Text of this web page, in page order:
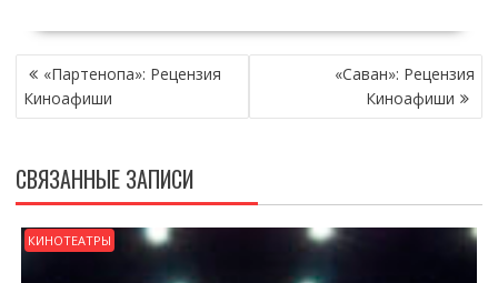
НАВИГАЦИЯ
ПО
ЗАПИСЯМ
«Партенопа»: Рецензия
Киноафиши
«Саван»: Рецензия
Киноафиши
СВЯЗАННЫЕ ЗАПИСИ
КИНОТЕАТРЫ